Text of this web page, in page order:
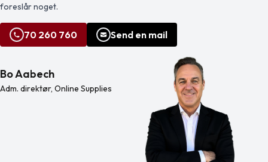
foreslår noget.
70 260 760 Send en mail
Bo Aabech
Adm. direktør, Online Supplies